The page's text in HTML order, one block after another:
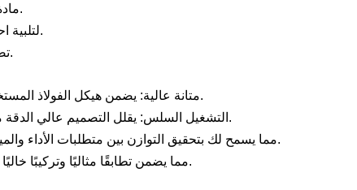
مادة ممتازة: مصنوعة من فولاذ محامل عالي الجودة لمتانة فائقة وقدرة تحمل عالية.
خيارات دقة متعددة: متوفرة بدرجات P0 و P6 و P5 لتلبية احتياجات التطبيقات المتنوعة.
تصميم متخصص: تم تصميمه خصيصاً كمحمل مفصلي عالمي لنقل الطاقة بسلاسة.
متانة عالية: يضمن هيكل الفولاذ المستخدم في المحامل مقاومة ممتازة للتآكل وعمر خدمة طويل في الظروف القاسية.
التشغيل السلس: يقلل التصميم عالي الدقة من الاحتكاك، مما يضمن نقل الطاقة بشكل مستقر ويقلل من الاهتزاز الميكانيكي.
مرونة فعالة من حيث التكلفة: متوفرة في الدرجات P0 و P6 و P5، مما يسمح لك بتحقيق التوازن بين متطلبات الأداء والميزانية بكفاءة.
ملاءمة موثوقة: مصممة بدقة للرافعات من سلسلة Komatsu WA، مما يضمن تطابقًا مثاليًا وتركيبًا خاليًا من المتاعب.